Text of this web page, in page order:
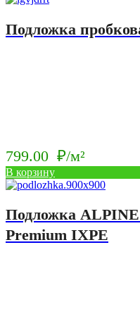
Подложка
799.00 ₽/м²
В корзину
Подложка
Premium IXPE